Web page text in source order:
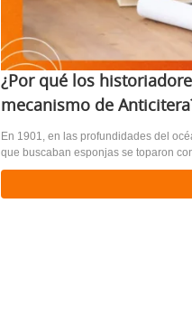
¿Por qué los
mecanismo de
En 1901, en las profundidades del
que buscaban esponjas se toparon